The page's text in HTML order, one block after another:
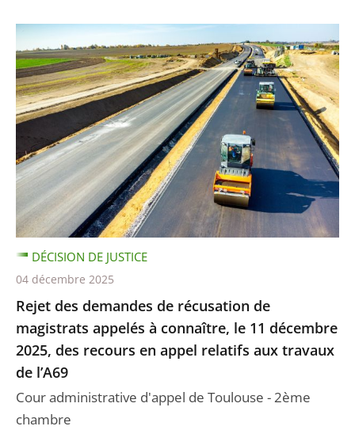
Rejet des demandes de récusation de
magistrats appelés à connaître, le 11 décembre
2025, des recours en appel relatifs aux travaux
de l’A69
Cour administrative d'appel de Toulouse - 2ème
chambre
DÉCISION DE JUSTICE
04 décembre 2025